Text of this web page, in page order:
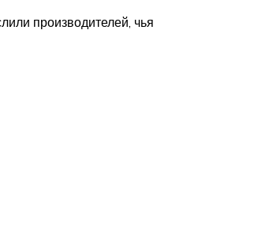
производителей, чья